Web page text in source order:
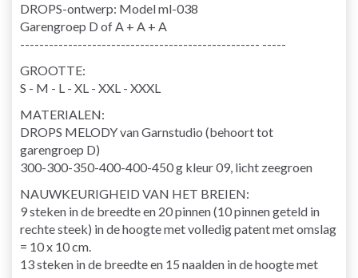
DROPS-ontwerp: Model ml-038
Garengroep D of A + A + A
-------------------------------------------------- -----
GROOTTE:
S - M - L - XL - XXL - XXXL
MATERIALEN:
DROPS MELODY van Garnstudio (behoort tot
garengroep D)
300-300-350-400-400-450 g kleur 09, licht zeegroen
NAUWKEURIGHEID VAN HET BREIEN:
9 steken in de breedte en 20 pinnen (10 pinnen geteld in
rechte steek) in de hoogte met volledig patent met omslag
= 10 x 10 cm.
13 steken in de breedte en 15 naalden in de hoogte met